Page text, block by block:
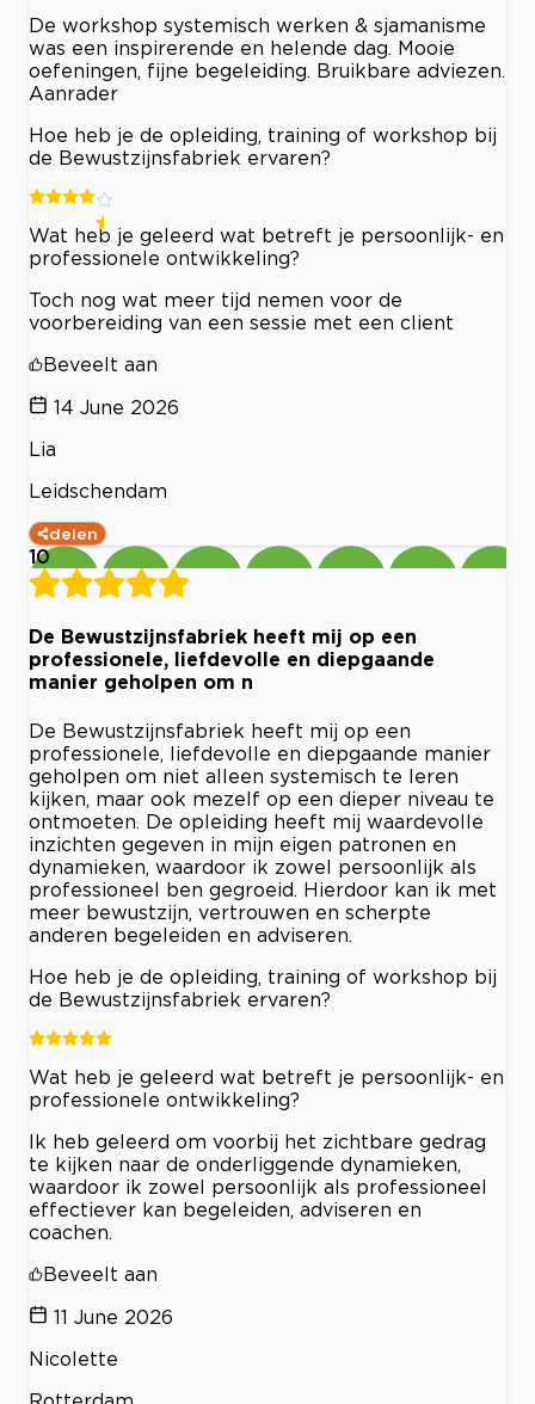
De workshop systemisch werken & sjamanisme
was een inspirerende en helende dag. Mooie
oefeningen, fijne begeleiding. Bruikbare adviezen.
Aanrader
Hoe heb je de opleiding, training of workshop bij
de Bewustzijnsfabriek ervaren?
Wat heb je geleerd wat betreft je persoonlijk- en
professionele ontwikkeling?
Toch nog wat meer tijd nemen voor de
voorbereiding van een sessie met een client
Beveelt aan
14 June 2026
Lia
Leidschendam
delen
10
De Bewustzijnsfabriek heeft mij op een
professionele, liefdevolle en diepgaande
manier geholpen om n
De Bewustzijnsfabriek heeft mij op een
professionele, liefdevolle en diepgaande manier
geholpen om niet alleen systemisch te leren
kijken, maar ook mezelf op een dieper niveau te
ontmoeten. De opleiding heeft mij waardevolle
inzichten gegeven in mijn eigen patronen en
dynamieken, waardoor ik zowel persoonlijk als
professioneel ben gegroeid. Hierdoor kan ik met
meer bewustzijn, vertrouwen en scherpte
anderen begeleiden en adviseren.
Hoe heb je de opleiding, training of workshop bij
de Bewustzijnsfabriek ervaren?
Wat heb je geleerd wat betreft je persoonlijk- en
professionele ontwikkeling?
Ik heb geleerd om voorbij het zichtbare gedrag
te kijken naar de onderliggende dynamieken,
waardoor ik zowel persoonlijk als professioneel
effectiever kan begeleiden, adviseren en
coachen.
Beveelt aan
11 June 2026
Nicolette